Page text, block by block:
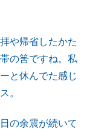
や帰省したかた
の筈ですね。私
と休んでた感じ
。
の余震が続いて